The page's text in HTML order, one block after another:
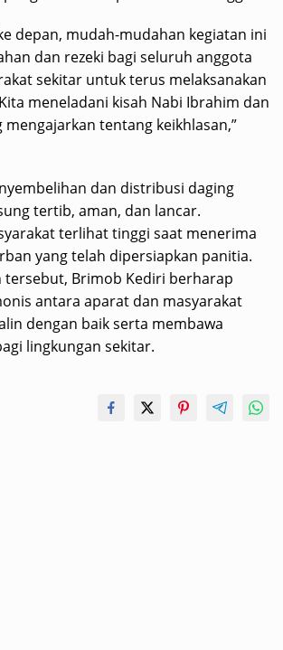
depan, mudah-mudahan kegiatan ini
dan rezeki bagi seluruh anggota
sekitar untuk terus melaksanakan
meneladani kisah Nabi Ibrahim dan
mengajarkan tentang keikhlasan,”
dan distribusi daging
tertib, aman, dan lancar.
terlihat tinggi saat menerima
yang telah dipersiapkan panitia.
tersebut, Brimob Kediri berharap
antara aparat dan masyarakat
dengan baik serta membawa
lingkungan sekitar.